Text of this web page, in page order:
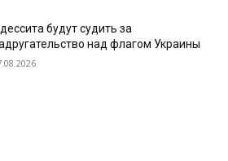
будут судить за
над флагом Украины